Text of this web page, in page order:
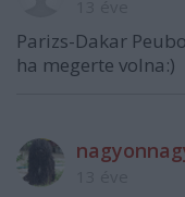
Parizs-Dakar
ha megerte volna:)